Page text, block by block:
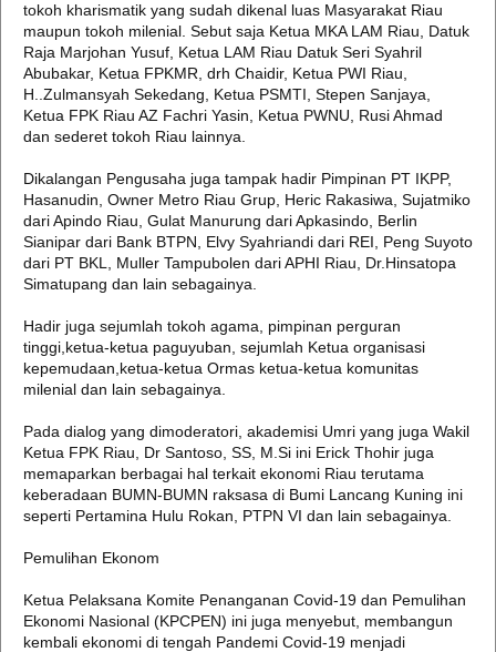
tokoh kharismatik yang sudah dikenal luas Masyarakat Riau
maupun tokoh milenial. Sebut saja Ketua MKA LAM Riau, Datuk
Raja Marjohan Yusuf, Ketua LAM Riau Datuk Seri Syahril
Abubakar, Ketua FPKMR, drh Chaidir, Ketua PWI Riau,
H..Zulmansyah Sekedang, Ketua PSMTI, Stepen Sanjaya,
Ketua FPK Riau AZ Fachri Yasin, Ketua PWNU, Rusi Ahmad
dan sederet tokoh Riau lainnya.
Dikalangan Pengusaha juga tampak hadir Pimpinan PT IKPP,
Hasanudin, Owner Metro Riau Grup, Heric Rakasiwa, Sujatmiko
dari Apindo Riau, Gulat Manurung dari Apkasindo, Berlin
Sianipar dari Bank BTPN, Elvy Syahriandi dari REI, Peng Suyoto
dari PT BKL, Muller Tampubolen dari APHI Riau, Dr.Hinsatopa
Simatupang dan lain sebagainya.
Hadir juga sejumlah tokoh agama, pimpinan perguran
tinggi,ketua-ketua paguyuban, sejumlah Ketua organisasi
kepemudaan,ketua-ketua Ormas ketua-ketua komunitas
milenial dan lain sebagainya.
Pada dialog yang dimoderatori, akademisi Umri yang juga Wakil
Ketua FPK Riau, Dr Santoso, SS, M.Si ini Erick Thohir juga
memaparkan berbagai hal terkait ekonomi Riau terutama
keberadaan BUMN-BUMN raksasa di Bumi Lancang Kuning ini
seperti Pertamina Hulu Rokan, PTPN VI dan lain sebagainya.
Pemulihan Ekonom
Ketua Pelaksana Komite Penanganan Covid-19 dan Pemulihan
Ekonomi Nasional (KPCPEN) ini juga menyebut, membangun
kembali ekonomi di tengah Pandemi Covid-19 menjadi